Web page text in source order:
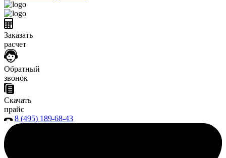
Заказать
расчет
Обратный
звонок
Скачать
прайс
8 (495) 189-68-43